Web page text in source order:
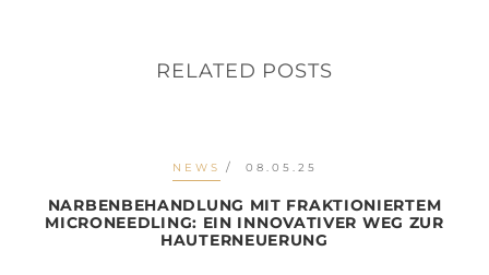
RELATED POSTS
NEWS 08.05.25
NARBENBEHANDLUNG MIT FRAKTIONIERTEM
MICRONEEDLING: EIN INNOVATIVER WEG ZUR
HAUTERNEUERUNG